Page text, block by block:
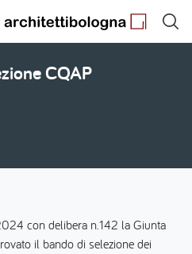
CQAP
con delibera n.142 la Giunta
il bando di selezione dei